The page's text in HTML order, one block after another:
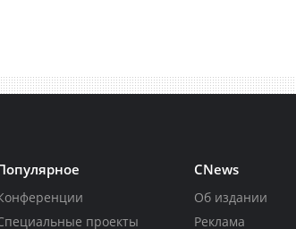
проекты
CNews
Об издании
Реклама